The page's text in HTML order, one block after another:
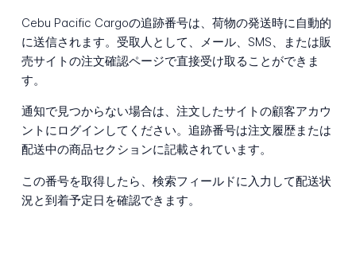
Cebu Pacific Cargoの追跡番号は、荷物の発送時に自動的
に送信されます。受取人として、メール、SMS、または販
売サイトの注文確認ページで直接受け取ることができま
す。
通知で見つからない場合は、注文したサイトの顧客アカウ
ントにログインしてください。追跡番号は注文履歴または
配送中の商品セクションに記載されています。
この番号を取得したら、検索フィールドに入力して配送状
況と到着予定日を確認できます。